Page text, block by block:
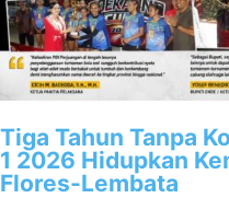
Tiga Tahun Tanpa
1 2026 Hidupkan
Flores-Lembata